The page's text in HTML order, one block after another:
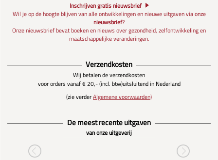
Inschrijven gratis nieuwsbrief
Wil je op de hoogte blijven van alle ontwikkelingen en nieuwe uitgaven via onze
nieuwsbrief?
Onze nieuwsbrief bevat boeken en nieuws over gezondheid, zelfontwikkeling en
maatschappelijke veranderingen.
Verzendkosten
Wij betalen de verzendkosten
voor orders vanaf € 20,- (incl. btw)uitsluitend in Nederland
(zie verderAlgemene voorwaarden)
De meest recente uitgaven
van onze uitgeverij